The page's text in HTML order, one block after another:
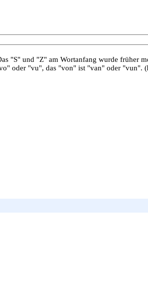
"S" und "Z" am Wortanfang wurde früher
oder "vu", das "von" ist "van" oder "vun". (